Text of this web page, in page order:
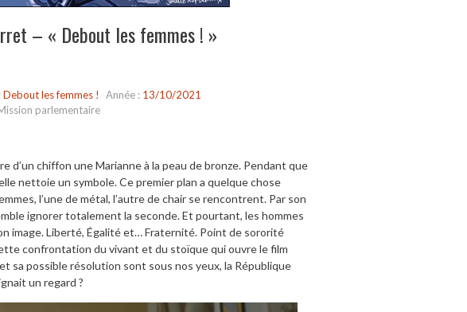
– « Debout les femmes ! »
Debout les femmes ! Année : 13/10/2021
parlementaire
d’un chiffon une Marianne à la peau de bronze. Pendant que
nettoie un symbole. Ce premier plan a quelque chose
l’une de métal, l’autre de chair se rencontrent. Par son
ignorer totalement la seconde. Et pourtant, les hommes
image. Liberté, Égalité et… Fraternité. Point de sororité
confrontation du vivant et du stoïque qui ouvre le film
sa possible résolution sont sous nos yeux, la République
un regard ?